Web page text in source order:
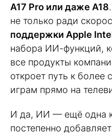
A17 Pro или даже A18
не только ради
поддержки Apple
набора ИИ-функций,
все продукты
откроет путь к
играм прямо на
И да, ИИ — ещё одна
постепенно добавляет